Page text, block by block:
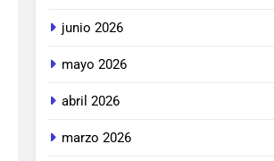
junio 2026
mayo 2026
abril 2026
marzo 2026